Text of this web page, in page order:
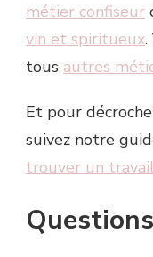
métier confiseur
vin et spiritueux.
tous autres
Et pour
suivez notre
trouver un